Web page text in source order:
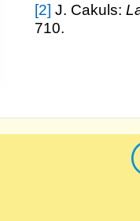
[2] J. Cakuls:
710.